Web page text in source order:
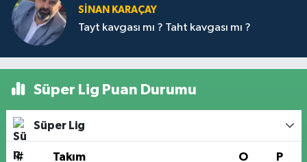
SİNAN KARAÇAY
Tayt kavgası mı ? Taht kavgası mı ?
Süper Lig Puan Durumu
Süper Lig
# Takım O P